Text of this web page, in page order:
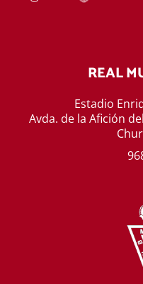
REAL
Estadio
Avda. de la Afición